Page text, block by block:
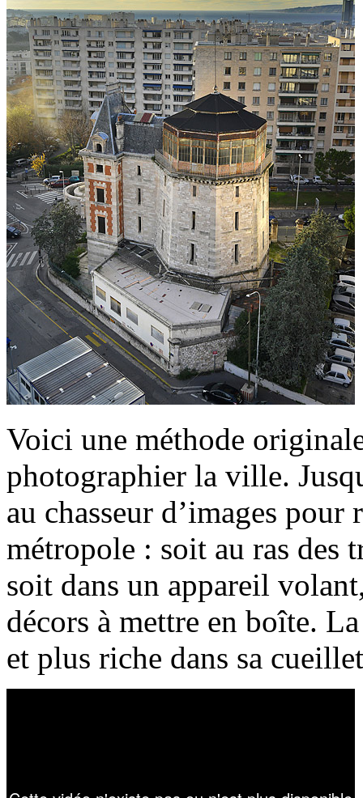
Voici une méthode
photographier la ville.
au chasseur d’images
métropole : soit au ras des
soit dans un appareil
décors à mettre en boîte.
et plus riche dans sa